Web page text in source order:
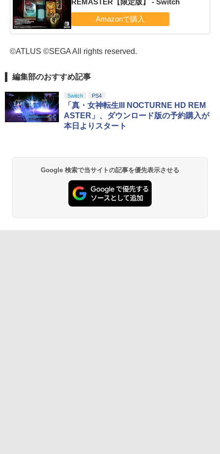
©ATLUS ©SEGA All rights reserved.
編集部のおすすめ記事
Switch PS4
「真・女神転生III NOCTURNE HD REM
ASTER」、ダウンロード版の予約購入が
本日よりスタート
Google 検索で当サイトの記事を優先表示させる